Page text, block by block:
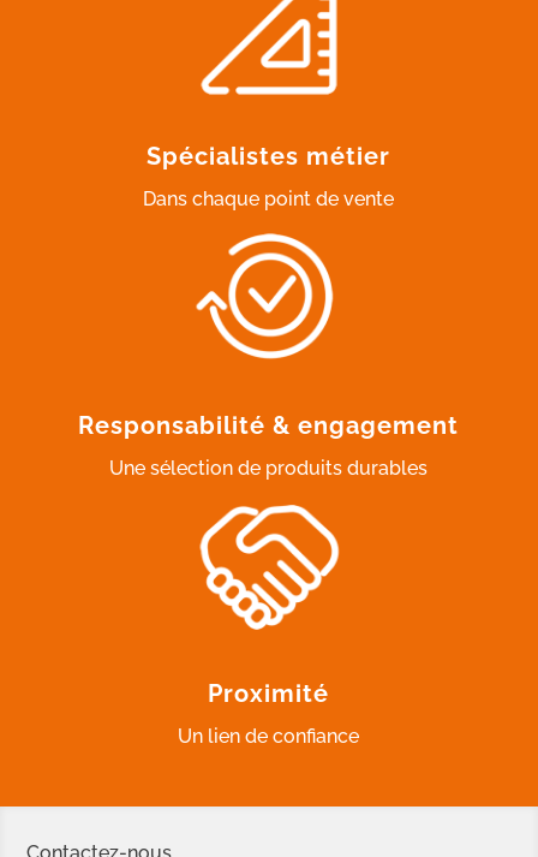
Spécialistes métier
Dans chaque point de vente
Responsabilité & engagement
Une sélection de produits durables
Proximité
Un lien de confiance